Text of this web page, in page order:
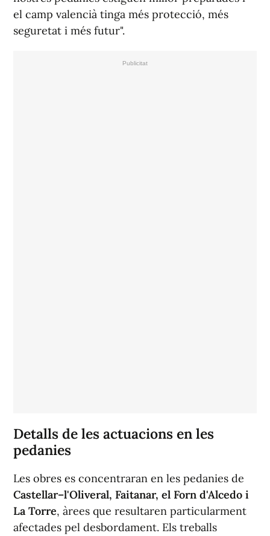
el camp valencià tinga més protecció, més
seguretat i més futur".
Detalls de les actuacions en les
pedanies
Les obres es concentraran en les pedanies de
Castellar–l'Oliveral, Faitanar, el Forn d'Alcedo i
La Torre, àrees que resultaren particularment
afectades pel desbordament. Els treballs